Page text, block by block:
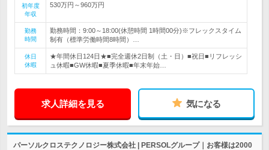
初年度
年収
530万円～960万円
勤務
時間
勤務時間：9:00～18:00(休憩時間 1時間00分)※フレックスタイム
制有（標準労働時間8時間）…
休日
休暇
★年間休日124日★■完全週休2日制（土・日）■祝日■リフレッシ
ュ休暇■GW休暇■夏季休暇■年末年始…
求人詳細を見る 気になる
パーソルクロステクノロジー株式会社 | PERSOLグループ｜お客様は2000